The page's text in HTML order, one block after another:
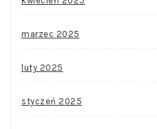
marzec 2025
luty 2025
styczeń 2025